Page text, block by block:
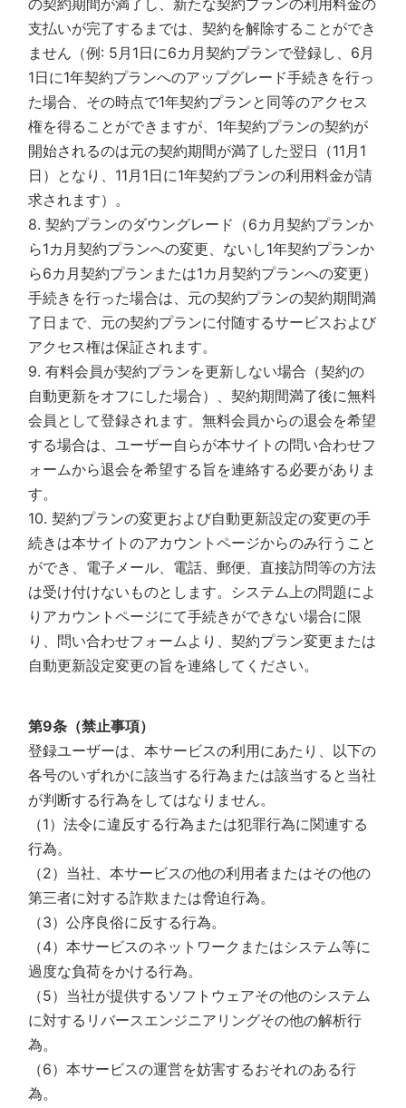
の契約期間が満了し、新たな契約プランの利用料金の
支払いが完了するまでは、契約を解除することができ
ません（例: 5月1日に6カ月契約プランで登録し、6月
1日に1年契約プランへのアップグレード手続きを行っ
た場合、その時点で1年契約プランと同等のアクセス
権を得ることができますが、1年契約プランの契約が
開始されるのは元の契約期間が満了した翌日（11月1
日）となり、11月1日に1年契約プランの利用料金が請
求されます）。
8. 契約プランのダウングレード（6カ月契約プランか
ら1カ月契約プランへの変更、ないし1年契約プランか
ら6カ月契約プランまたは1カ月契約プランへの変更）
手続きを行った場合は、元の契約プランの契約期間満
了日まで、元の契約プランに付随するサービスおよび
アクセス権は保証されます。
9. 有料会員が契約プランを更新しない場合（契約の
自動更新をオフにした場合）、契約期間満了後に無料
会員として登録されます。無料会員からの退会を希望
する場合は、ユーザー自らが本サイトの問い合わせフ
ォームから退会を希望する旨を連絡する必要がありま
す。
10. 契約プランの変更および自動更新設定の変更の手
続きは本サイトのアカウントページからのみ行うこと
ができ、電子メール、電話、郵便、直接訪問等の方法
は受け付けないものとします。システム上の問題によ
りアカウントページにて手続きができない場合に限
り、問い合わせフォームより、契約プラン変更または
自動更新設定変更の旨を連絡してください。
第9条（禁止事項）
登録ユーザーは、本サービスの利用にあたり、以下の
各号のいずれかに該当する行為または該当すると当社
が判断する行為をしてはなりません。
（1）法令に違反する行為または犯罪行為に関連する
行為。
（2）当社、本サービスの他の利用者またはその他の
第三者に対する詐欺または脅迫行為。
（3）公序良俗に反する行為。
（4）本サービスのネットワークまたはシステム等に
過度な負荷をかける行為。
（5）当社が提供するソフトウェアその他のシステム
に対するリバースエンジニアリングその他の解析行
為。
（6）本サービスの運営を妨害するおそれのある行
為。